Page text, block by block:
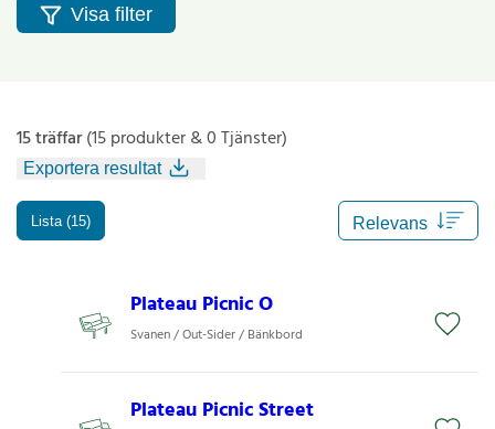
Visa filter
15 träffar(15 produkter & 0 Tjänster)
Exportera resultat
Lista (15)
Plateau Picnic O
Svanen / Out-Sider / Bänkbord
Plateau Picnic Street